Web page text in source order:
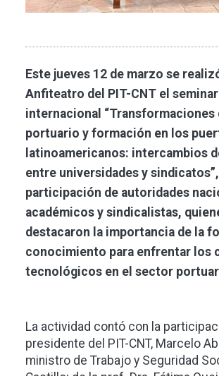
Este jueves 12 de marzo se
Anfiteatro del PIT-CNT el
internacional “Transformaciones
portuario y formación en los
latinoamericanos: intercambios
entre universidades y
participación de autoridades
académicos y sindicalistas,
destacaron la importancia de la
conocimiento para enfrentar los
tecnológicos en el sector
La actividad contó con la
presidente del PIT-CNT, Marcelo
ministro de Trabajo y Seguridad